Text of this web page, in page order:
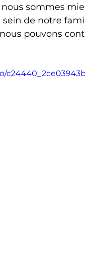
sommes
de notre
pouvons